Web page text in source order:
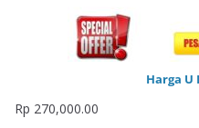
Harga
Rp 270,000.00